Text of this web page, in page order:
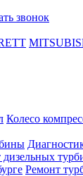
звонок
Колесо
дизельных
Ремонт